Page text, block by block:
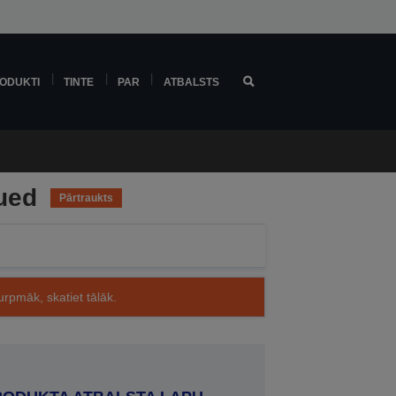
TINTE PAR ATBALSTS
Pārtraukts
skatiet tālāk.